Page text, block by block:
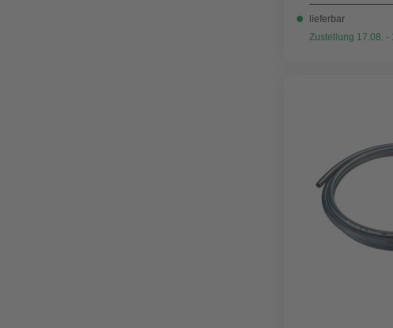
lieferbar
Zustellung 17.08. -